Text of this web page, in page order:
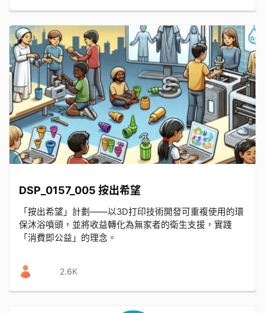
DSP_0157_005 按出希望
「按出希望」計劃——以3D打印技術開發可重複使用的環
保沐浴噴頭，並將收益轉化為無家者的衛生支援，實踐
「消費即公益」的理念。
2.6K